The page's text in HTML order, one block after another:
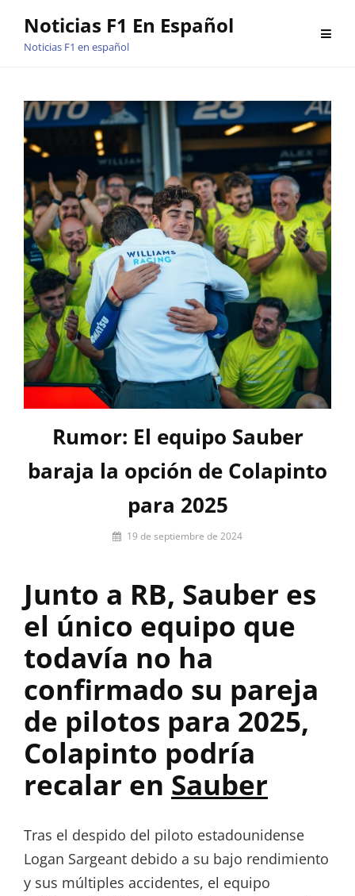
Noticias F1 En Español
Noticias F1 en español
Rumor: El equipo Sauber
baraja la opción de Colapinto
para 2025
Por 19 de septiembre de 2024
Junto a RB, Sauber es
el único equipo que
todavía no ha
confirmado su pareja
de pilotos para 2025,
Colapinto podría
recalar en Sauber
Tras el despido del piloto estadounidense
Logan Sargeant debido a su bajo rendimiento
y sus múltiples accidentes, el equipo